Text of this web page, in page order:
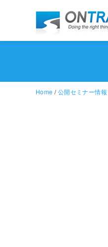
Home /公開セミナー情報